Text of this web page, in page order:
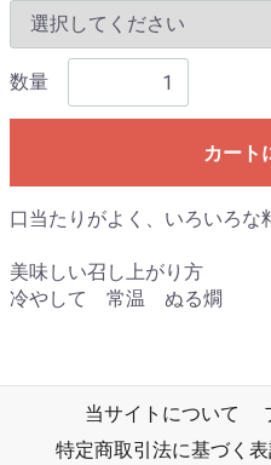
数量
カート
口当たりがよく、いろいろな
美味しい召し上がり方
冷やして 常温 ぬる燗
当サイトについて
特定商取引法に基づく